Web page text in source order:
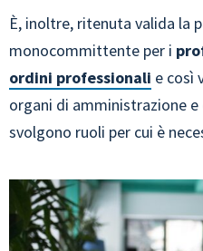
È, inoltre, ritenuta valida la
monocommittente per i
ordini professionali e così
organi di amministrazione
svolgono ruoli per cui è